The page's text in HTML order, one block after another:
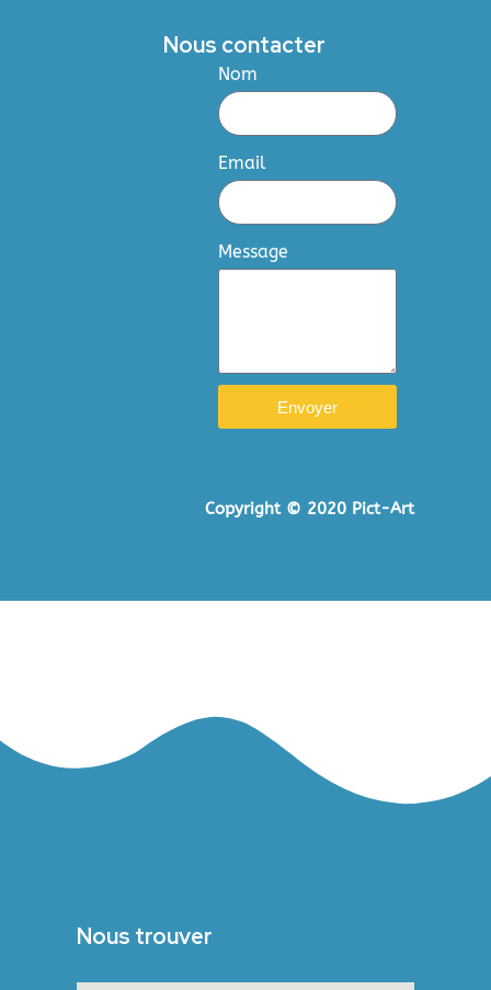
Nous contacter
Nom
Email
Message
Envoyer
Copyright © 2020 Pict-Art
Nous trouver